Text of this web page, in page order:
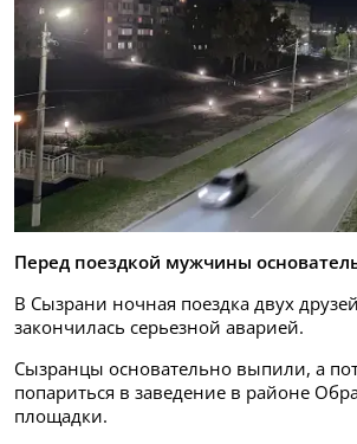
Перед поездкой мужчины
В Сызрани ночная поездка двух
закончилась серьезной аварией.
Сызранцы основательно выпили, а
попариться в заведение в районе
площадки.